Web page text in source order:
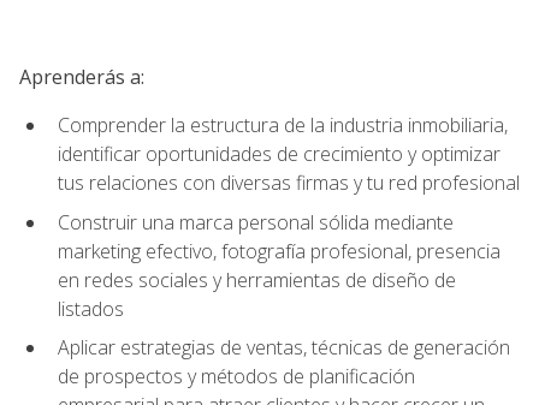
Aprenderás a:
Comprender la estructura de la industria inmobiliaria,
identificar oportunidades de crecimiento y optimizar
tus relaciones con diversas firmas y tu red profesional
Construir una marca personal sólida mediante
marketing efectivo, fotografía profesional, presencia
en redes sociales y herramientas de diseño de
listados
Aplicar estrategias de ventas, técnicas de generación
de prospectos y métodos de planificación